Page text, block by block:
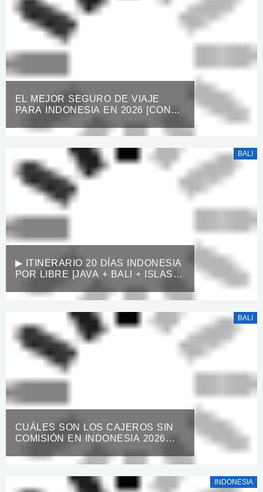
EL MEJOR SEGURO DE VIAJE
PARA INDONESIA EN 2026 [CON
BALI
▶︎ ITINERARIO 20 DÍAS INDONESIA
POR LIBRE [JAVA + BALI + ISLAS
BALI
CUÁLES SON LOS CAJEROS SIN
COMISIÓN EN INDONESIA 2026
INDONESIA